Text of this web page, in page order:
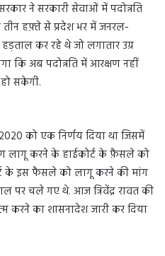
ने सरकारी सेवाओं में पदोन्नति
हफ़्ते से प्रदेश भर में जनरल-
कर रहे थे जो लगातार उग्र
कि अब पदोन्नति में आरक्षण नहीं
सकेगी.
को एक निर्णय दिया था जिसमें
लागू करने के हाईकोर्ट के फ़ैसले को
के इस फैसले को लागू करने की मांग
पर चले गए थे. आज त्रिवेंद्र रावत की
करने का शासनादेश जारी कर दिया